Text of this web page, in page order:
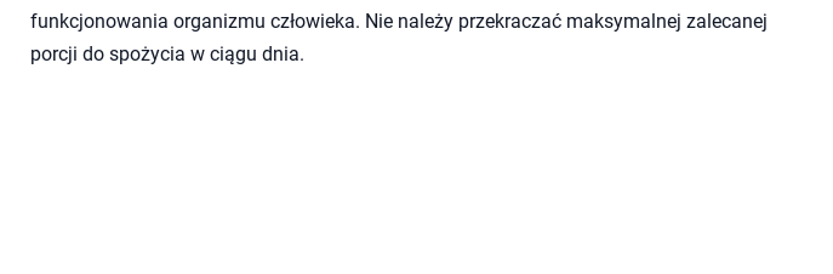
funkcjonowania organizmu człowieka. Nie należy przekraczać maksymalnej zalecanej
porcji do spożycia w ciągu dnia.